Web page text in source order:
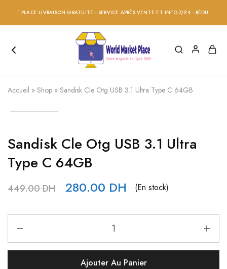
PLACE LIVRAISON GRATUITE - SERVICE APRÈS VENTE ET INFO 7/24 - RÉDUCTION
Accueil » Shop » Sandisk Cle Otg USB 3.1 Ultra Type C 64GB
Sandisk Cle Otg USB 3.1 Ultra
Type C 64GB
449.00DH 280.00 DH (En stock)
Ajouter Au Panier